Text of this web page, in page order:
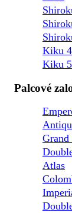
Kiku 4
Kiku 5
Palcové
Grand
Atlas